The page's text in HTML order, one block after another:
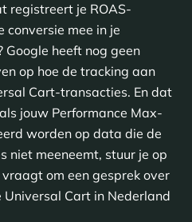
registreert je ROAS-
conversie mee in je
Google heeft nog geen
op hoe de tracking aan
Cart-transacties. En dat
jouw Performance Max-
worden op data die de
niet meeneemt, stuur je op
om een gesprek over
Cart in Nederland